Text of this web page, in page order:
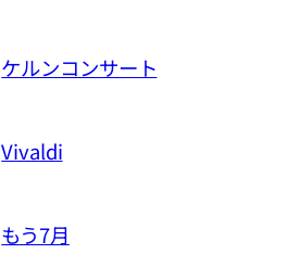
ケルンコンサート
Vivaldi
もう7月